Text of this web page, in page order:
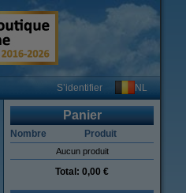
S’identifier NL
Panier
Nombre Produit
Aucun produit
Total: 0,00 €